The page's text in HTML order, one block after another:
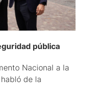
pública
Nacional a la
de la